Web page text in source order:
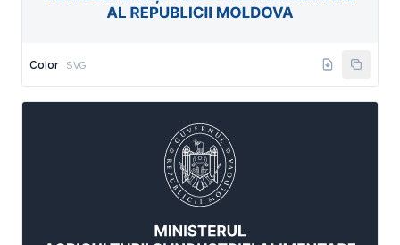
Color SVG